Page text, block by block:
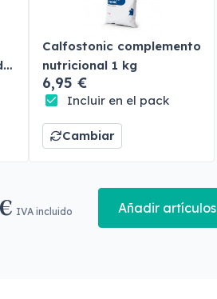
Calfostonic complemento
nutricional 1 kg
6,95 €
Incluir en el pack
Cambiar
IVA incluido Añadir artículos